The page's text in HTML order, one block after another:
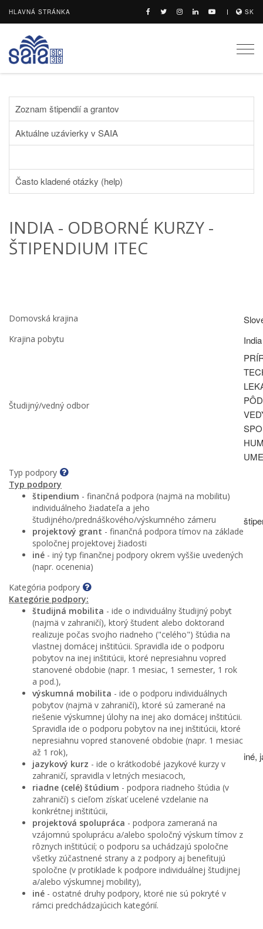
HLAVNÁ STRÁNKA SK
Zoznam štipendií a grantov
Aktuálne uzávierky v SAIA
Často kladené otázky (help)
INDIA - ODBORNÉ KURZY -
ŠTIPENDIUM ITEC
Domovská krajina
Krajina pobytu India
Študijný/vedný odbor
Typ podpory
Typ podpory
štipendium - finančná podpora (najmä na mobilitu)
individuálneho žiadateľa a jeho
študijného/prednáškového/výskumného zámeru
projektový grant - finančná podpora tímov na základe
spoločnej projektovej žiadosti
iné - iný typ finančnej podpory okrem vyššie uvedených
(napr. ocenenia)
Kategória podpory
Kategórie podpory:
študijná mobilita - ide o individuálny študijný pobyt
(najmä v zahraničí), ktorý študent alebo doktorand
realizuje počas svojho riadneho ("celého") štúdia na
vlastnej domácej inštitúcii. Spravidla ide o podporu
pobytov na inej inštitúcii, ktoré nepresiahnu vopred
stanovené obdobie (napr. 1 mesiac, 1 semester, 1 rok
a pod.),
výskumná mobilita - ide o podporu individuálnych
pobytov (najmä v zahraničí), ktoré sú zamerané na
riešenie výskumnej úlohy na inej ako domácej inštitúcii.
Spravidla ide o podporu pobytov na inej inštitúcii, ktoré
nepresiahnu vopred stanovené obdobie (napr. 1 mesiac
až 1 rok),
jazykový kurz - ide o krátkodobé jazykové kurzy v
zahraničí, spravidla v letných mesiacoch,
riadne (celé) štúdium - podpora riadneho štúdia (v
zahraničí) s cieľom získať ucelené vzdelanie na
konkrétnej inštitúcii,
projektová spolupráca - podpora zameraná na
vzájomnú spoluprácu a/alebo spoločný výskum tímov z
rôznych inštitúcií; o podporu sa uchádzajú spoločne
všetky zúčastnené strany a z podpory aj benefitujú
spoločne (v protiklade k podpore individuálnej študijnej
a/alebo výskumnej mobility),
iné - ostatné druhy podpory, ktoré nie sú pokryté v
rámci predchádzajúcich kategórií.
iné,